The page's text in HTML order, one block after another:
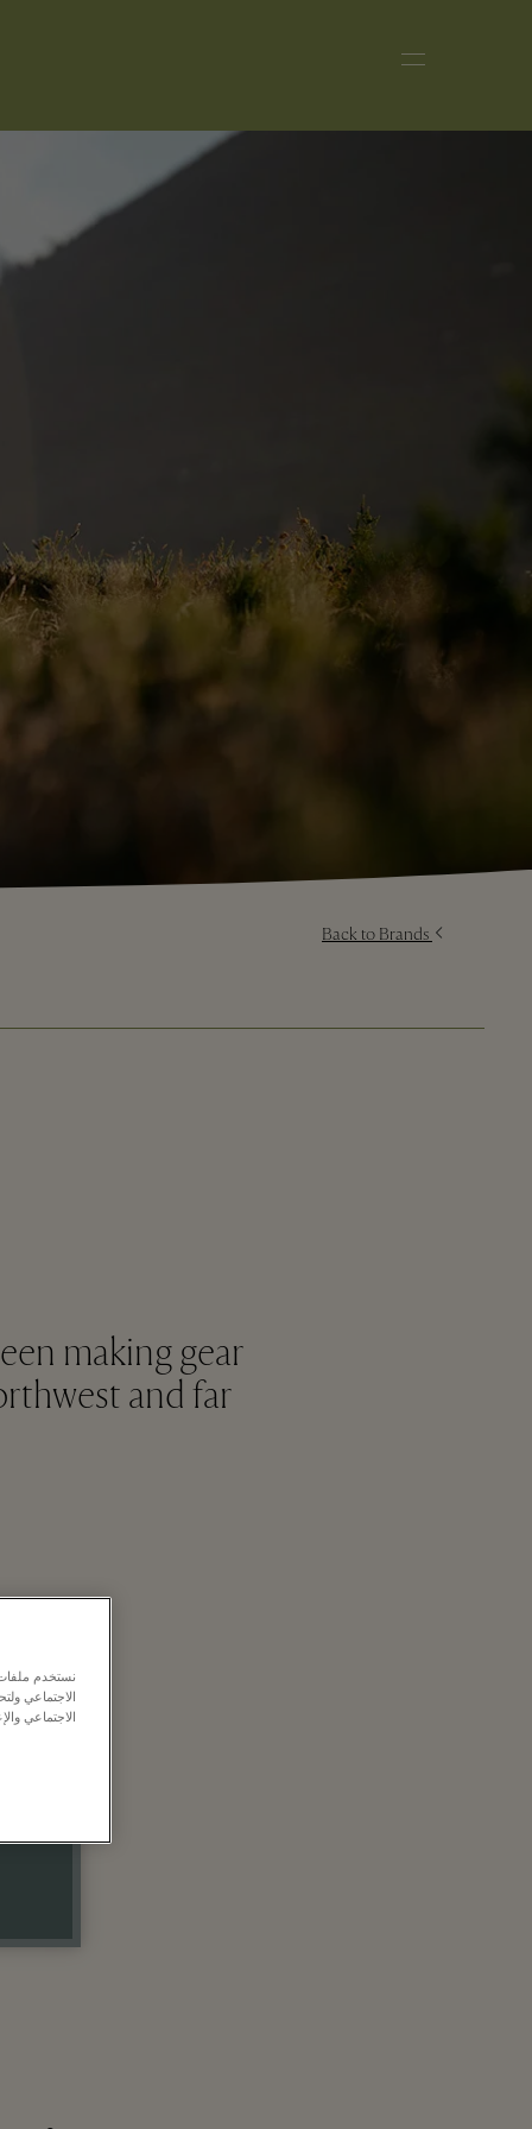
Back to Brands
making gear
and far
نستخدم
الاجتماعي
الاجتماعي